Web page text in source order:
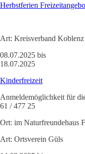
Herbstferien
Art: Kreisverband Koblenz
08.07.2025 bis
18.07.2025
Kinderfreizeit
Anmeldemöglichkeit für
61 / 477 25
Ort: im Naturfreundehaus
Art: Ortsverein Güls